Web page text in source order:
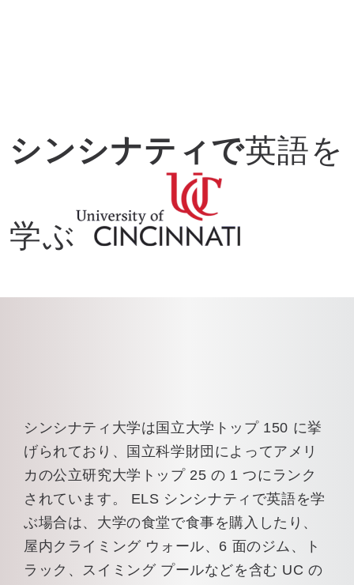
シンシナティで英語を
学ぶ
シンシナティ大学は国立大学トップ 150 に挙
げられており、国立科学財団によってアメリ
カの公立研究大学トップ 25 の 1 つにランク
されています。 ELS シンシナティで英語を学
ぶ場合は、大学の食堂で食事を購入したり、
屋内クライミング ウォール、6 面のジム、ト
ラック、スイミング プールなどを含む UC の